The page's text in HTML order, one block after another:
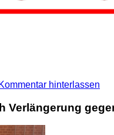
Kommentar hinterlassen
Verlängerung